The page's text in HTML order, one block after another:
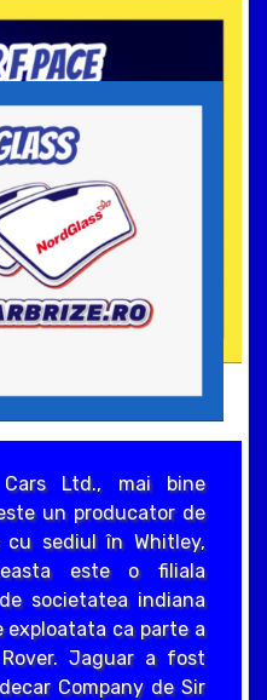
Ltd., mai bine
un producator de
sediul în Whitley,
este o filiala
societatea indiana
exploatata ca parte a
Jaguar a fost
Company de Sir